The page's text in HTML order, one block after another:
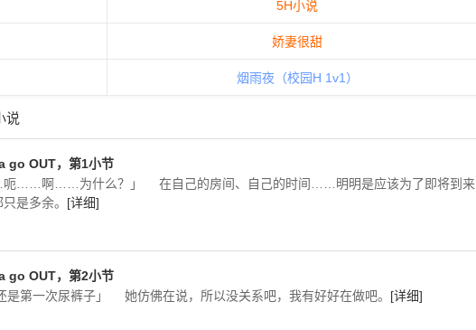
5H小说
娇妻很甜
烟雨夜（校园H 1v1）
说
go OUT，第1小节
……啊……为什么？」 在自己的房间、自己的时间……明明是应该为了即将到来
是多余。 [详细]
go OUT，第2小节
第一次尿裤子」 她仿佛在说，所以没关系吧，我有好好在做吧。 [详细]